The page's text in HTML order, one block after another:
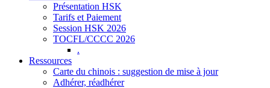
Présentation HSK
Tarifs et Paiement
Session HSK 2026
TOCFL/CCCC 2026
.
Ressources
Carte du chinois : suggestion de mise à jour
Adhérer, réadhérer